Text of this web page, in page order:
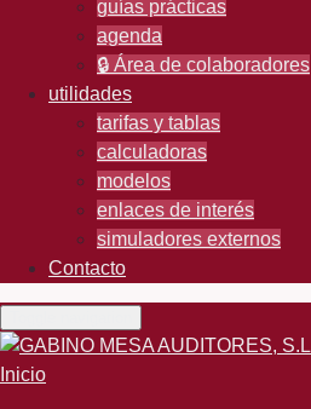
guías prácticas
agenda
🔒 Área de colaboradores
utilidades
tarifas y tablas
calculadoras
modelos
enlaces de interés
simuladores externos
Contacto
Inicio